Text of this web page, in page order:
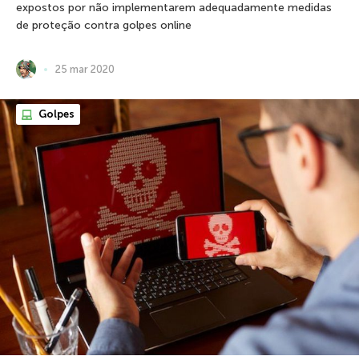
expostos por não implementarem adequadamente medidas
de proteção contra golpes online
25 mar 2020
Golpes